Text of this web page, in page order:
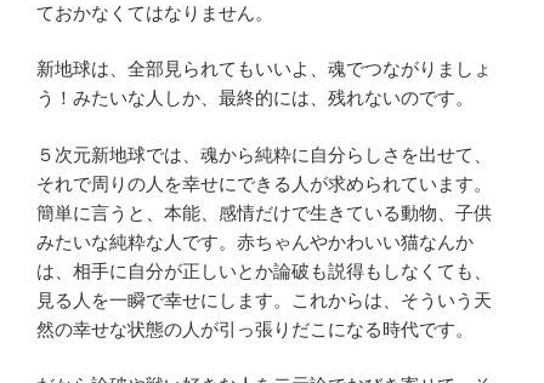
ておかなくてはなりません。
新地球は、全部見られてもいいよ、魂でつながりましょ
う！みたいな人しか、最終的には、残れないのです。
５次元新地球では、魂から純粋に自分らしさを出せて、
それで周りの人を幸せにできる人が求められています。
簡単に言うと、本能、感情だけで生きている動物、子供
みたいな純粋な人です。赤ちゃんやかわいい猫なんか
は、相手に自分が正しいとか論破も説得もしなくても、
見る人を一瞬で幸せにします。これからは、そういう天
然の幸せな状態の人が引っ張りだこになる時代です。